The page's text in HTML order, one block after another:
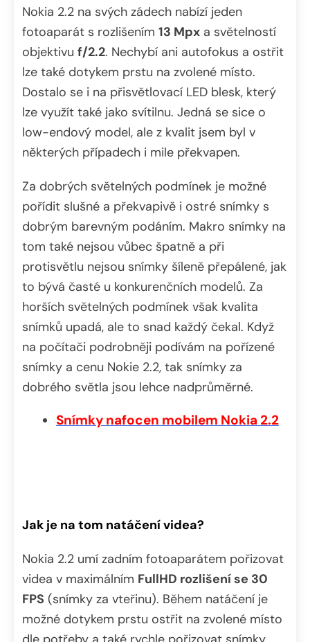
Nokia 2.2 na svých zádech nabízí jeden
fotoaparát s rozlišením 13 Mpx a světelností
objektivu f/2.2. Nechybí ani autofokus a ostřit
lze také dotykem prstu na zvolené místo.
Dostalo se i na přisvětlovací LED blesk, který
lze využít také jako svítilnu. Jedná se sice o
low-endový model, ale z kvalit jsem byl v
některých případech i mile překvapen.
Za dobrých světelných podmínek je možné
pořídit slušné a překvapivě i ostré snímky s
dobrým barevným podáním. Makro snímky na
tom také nejsou vůbec špatně a při
protisvětlu nejsou snímky šíleně přepálené, jak
to bývá časté u konkurenčních modelů. Za
horších světelných podmínek však kvalita
snímků upadá, ale to snad každý čekal. Když
na počítači podrobněji podívám na pořízené
snímky a cenu Nokie 2.2, tak snímky za
dobrého světla jsou lehce nadprůměrné.
Snímky nafocen mobilem Nokia 2.2
Jak je na tom natáčení videa?
Nokia 2.2 umí zadním fotoaparátem pořizovat
videa v maximálním FullHD rozlišení se 30
FPS (snímky za vteřinu). Během natáčení je
možné dotykem prstu ostřit na zvolené místo